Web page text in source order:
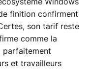
Windows
finition confirment
son tarif reste
comme la
parfaitement
et travailleurs